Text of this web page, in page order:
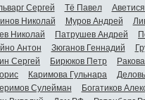
Сергей
Тё Павел
Николай
Муров Андрей
Николай
Патрушев Андрей
Антон
Зюганов Геннадий
Сергей
Бирюков Петр
Каримова Гульнара
Сулейман
Богатиков